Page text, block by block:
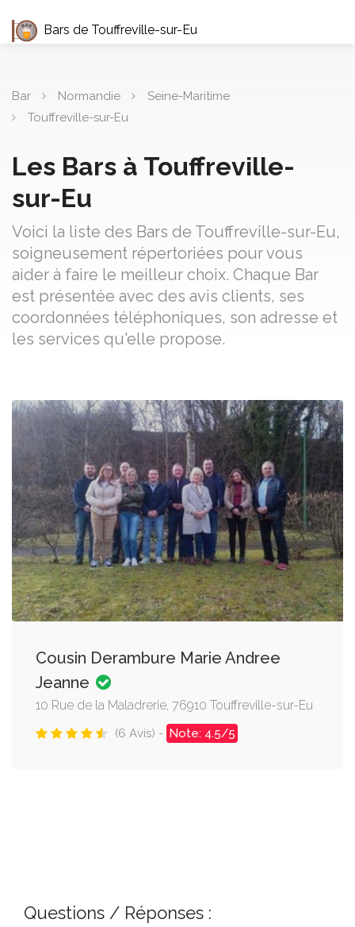
Bars de Touffreville-sur-Eu
Bar Normandie
Seine-Maritime
Touffreville-sur-Eu
Les Bars à Touffreville-
sur-Eu
Voici la liste des Bars de Touffreville-sur-Eu,
soigneusement répertoriées pour vous
aider à faire le meilleur choix. Chaque Bar
est présentée avec des avis clients, ses
coordonnées téléphoniques, son adresse et
les services qu'elle propose.
Cousin Derambure Marie Andree
Jeanne
10 Rue de la Maladrerie, 76910 Touffreville-sur-Eu
(6 Avis) - Note: 4.5/5
Questions / Réponses :